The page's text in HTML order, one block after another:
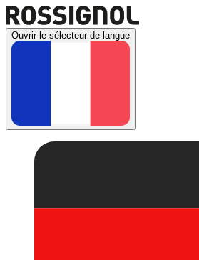
Ouvrir le sélecteur de langue